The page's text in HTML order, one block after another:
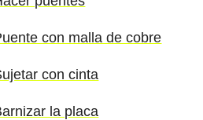
con malla de cobre
con cinta
la placa